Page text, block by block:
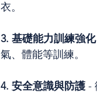
衣。
3. 基礎能力訓練強化
氣、體能等訓練。
4. 安全意識與防護 -